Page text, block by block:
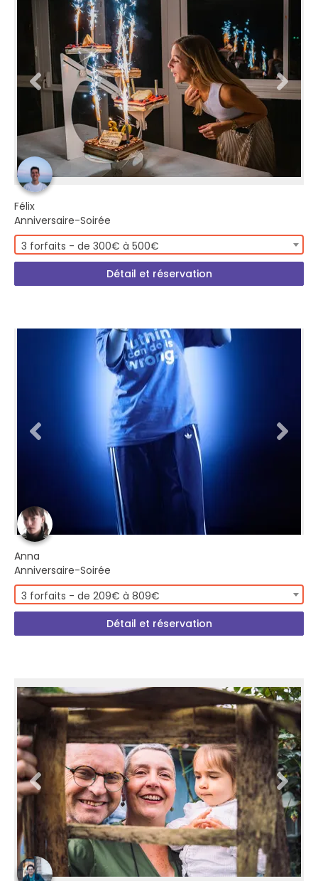
Félix
Anniversaire-Soirée
3 forfaits - de 300€ à 500€
Détail et réservation
Anna
Anniversaire-Soirée
3 forfaits - de 209€ à 809€
Détail et réservation